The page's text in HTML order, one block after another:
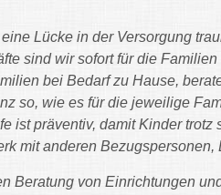
Lücke in der Versorgung
sind wir sofort für die
bei Bedarf zu Hause,
so, wie es für die jeweilige
ist präventiv, damit Kinder
mit anderen
Beratung von Einrichtungen